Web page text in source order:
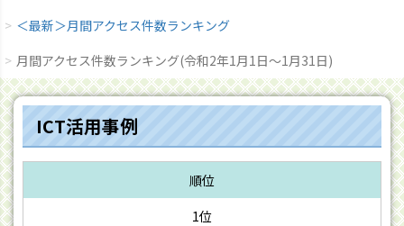
＜最新＞月間アクセス件数ランキング
月間アクセス件数ランキング(令和2年1月1日～1月31日)
ICT活用事例
1位